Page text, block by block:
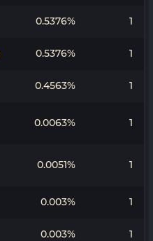
0.5376% 1
0.5376% 1
0.4563% 1
0.0063% 1
0.0051% 1
0.003% 1
0.003% 1